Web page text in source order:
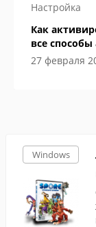
Настройка
Как
все
27 февраля
Windows